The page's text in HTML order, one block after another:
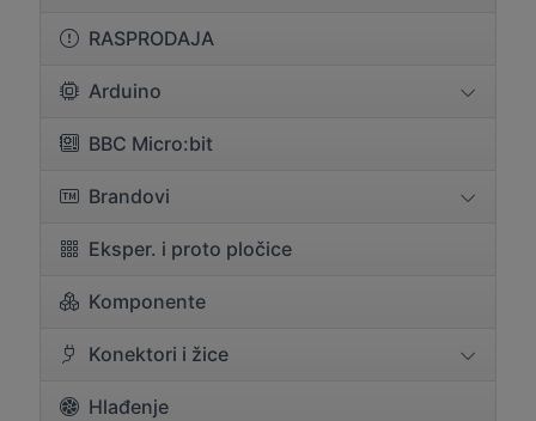
RASPRODAJA
Arduino
BBC Micro:bit
Brandovi
Eksper. i proto pločice
Komponente
Konektori i žice
Hlađenje